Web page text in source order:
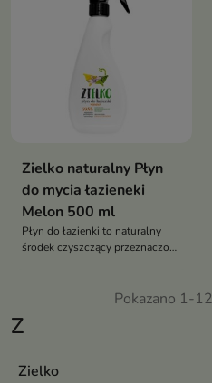
Z
Zielko
Zielko naturalny Płyn
do mycia łazieneki
Melon 500 ml
Płyn do łazienki to naturalny
środek czyszczący przeznaczony
Pokazano 1-